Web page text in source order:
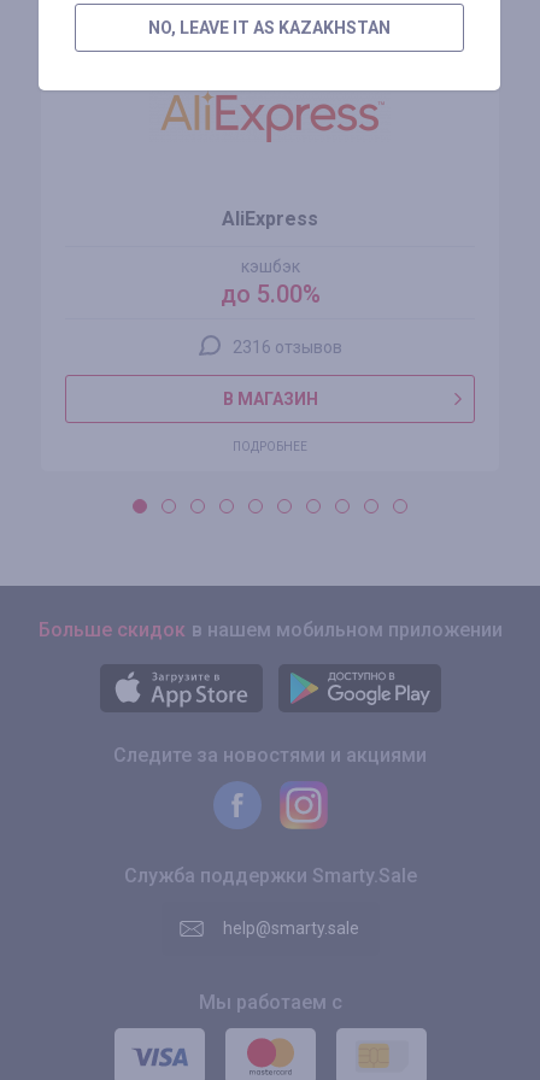
AliExpress
кэшбэк
до 5.00%
2316 отзывов
В МАГАЗИН
ПОДРОБНЕЕ
Больше скидок в нашем мобильном приложении
Следите за новостями и акциями
Служба поддержки Smarty.Sale
help@smarty.sale
Мы работаем с
NO, LEAVE IT AS KAZAKHSTAN